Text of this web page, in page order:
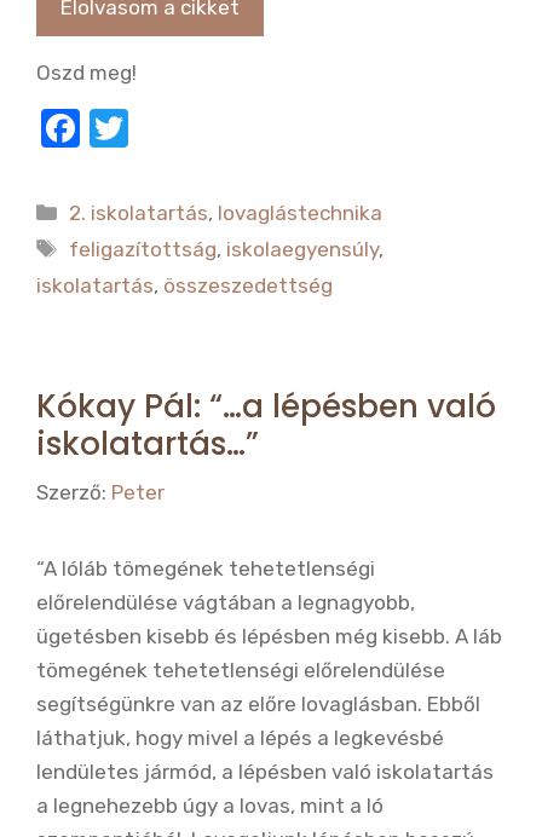
Elolvasom a cikket
Oszd meg!
F
c
e
b
k
it
te
r
Kategória
2. iskolatartás, lovaglástechnika
Címkék
feligazítottság, iskolaegyensúly,
iskolatartás, összeszedettség
Kókay Pál: “…a lépésben való
iskolatartás…”
Szerző: Peter
“A lóláb tömegének tehetetlenségi
előrelendülése vágtában a legnagyobb,
ügetésben kisebb és lépésben még kisebb. A láb
tömegének tehetetlenségi előrelendülése
segítségünkre van az előre lovaglásban. Ebből
láthatjuk, hogy mivel a lépés a legkevésbé
lendületes jármód, a lépésben való iskolatartás
a legnehezebb úgy a lovas, mint a ló